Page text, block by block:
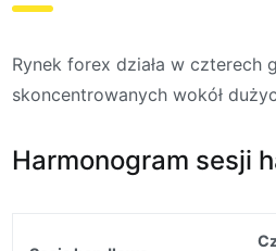
Rynek forex działa w czterech
skoncentrowanych wokół
Harmonogram sesji